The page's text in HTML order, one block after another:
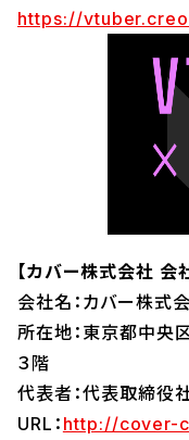
https://
【カバー株式会社 会
会社名：カバー株式
所在地：東京都中央
３階
代表者：代表取締役
URL： http://cover-